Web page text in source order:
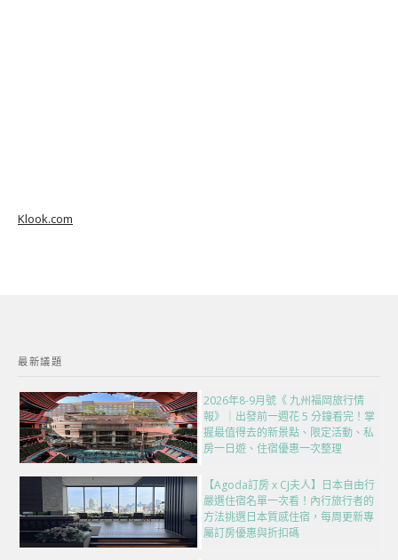
Klook.com
最新議題
2026年8-9月號《 九州福岡旅行情
報》｜出發前一週花 5 分鐘看完！掌
握最值得去的新景點、限定活動、私
房一日遊、住宿優惠一次整理
【Agoda訂房 x CJ夫人】日本自由行
嚴選住宿名單一次看！內行旅行者的
方法挑選日本質感住宿，每周更新專
屬訂房優惠與折扣碼